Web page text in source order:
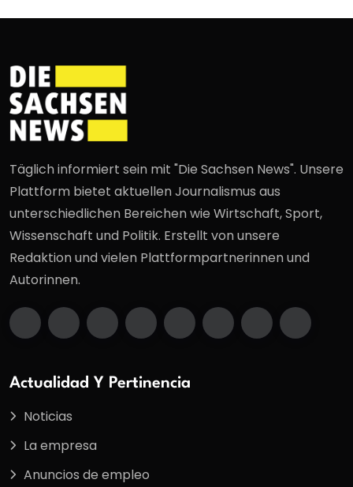
Täglich informiert sein mit "Die Sachsen News". Unsere
Plattform bietet aktuellen Journalismus aus
unterschiedlichen Bereichen wie Wirtschaft, Sport,
Wissenschaft und Politik. Erstellt von unsere
Redaktion und vielen Plattformpartnerinnen und
Autorinnen.
Actualidad Y Pertinencia
Noticias
La empresa
Anuncios de empleo